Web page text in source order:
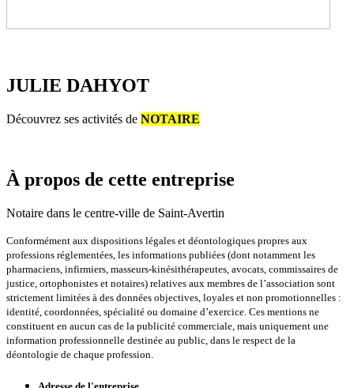
JULIE DAHYOT
Découvrez ses activités de NOTAIRE
À propos de cette entreprise
Notaire dans le centre-ville de Saint-Avertin
Conformément aux dispositions légales et déontologiques propres aux
professions réglementées, les informations publiées (dont notamment les
pharmaciens, infirmiers, masseurs-kinésithérapeutes, avocats, commissaires de
justice, ortophonistes et notaires) relatives aux membres de l’association sont
strictement limitées à des données objectives, loyales et non promotionnelles :
identité, coordonnées, spécialité ou domaine d’exercice. Ces mentions ne
constituent en aucun cas de la publicité commerciale, mais uniquement une
information professionnelle destinée au public, dans le respect de la
déontologie de chaque profession.